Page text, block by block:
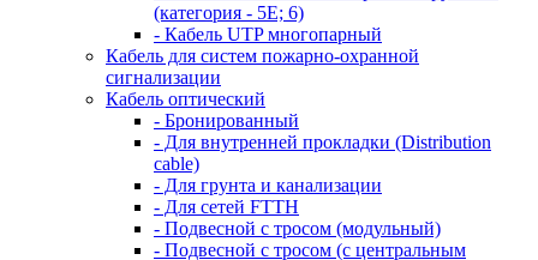
(категория - 5Е; 6)
- Кабель UTP многопарный
Кабель для систем пожарно-охранной
сигнализации
Кабель оптический
- Бронированный
- Для внутренней прокладки (Distribution
cable)
- Для грунта и канализации
- Для сетей FTTH
- Подвесной с тросом (модульный)
- Подвесной с тросом (с центральным